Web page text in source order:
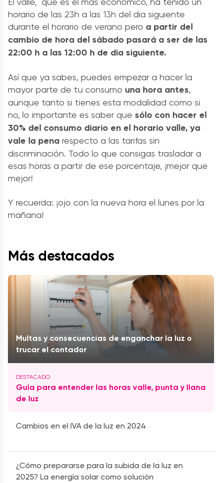
horario de las 23h a las 13h del dia siguiente
durante el horario de verano pero a partir del
cambio de hora del sábado pasará a ser de las
22:00 h a las 12:00 h de dia siguiente.
Así que ya sabes, puedes empezar a hacer la
mayor parte de tu consumo una hora antes,
aunque tanto si tienes esta modalidad como si
no, lo importante es saber que sólo con hacer el
30% del consumo diario en el horario valle, ya
vale la pena respecto a las tarifas sin
discriminación. Todo lo que consigas trasladar a
esas horas a partir de ese porcentaje, ¡mejor que
mejor!
Y recuerda: ¡ojo con la nueva hora el lunes por la
mañana!
Más destacados
Multas y consecuencias de enganchar la luz o
trucar el contador
Guía para entender las horas valle, punta y llana
de luz
Cambios en el IVA de la luz en 2024
¿Cómo prepararse para la subida de la luz en
2025? La energía solar como solución